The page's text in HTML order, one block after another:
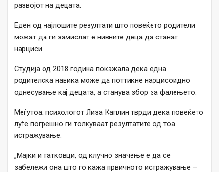
развојот на децата.
Еден од најлошите резултати што повеќето родители
можат да ги замислат е нивните деца да станат
нарциси.
Студија од 2018 година покажала дека една
родителска навика може да поттикне нарцисоидно
однесување кај децата, а станува збор за фалењето.
Меѓутоа, психологот Лиза Каплин тврди дека повеќето
луѓе погрешно ги толкуваат резултатите од тоа
истражување.
„Мајки и татковци, од клучно значење е да се
забележи она што го кажа првичното истражување –